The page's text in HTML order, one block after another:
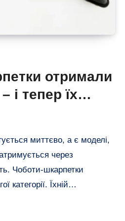
отримали
і тепер їх
миттєво, а є моделі,
через
Чоботи-шкарпетки
категорії. Їхній…